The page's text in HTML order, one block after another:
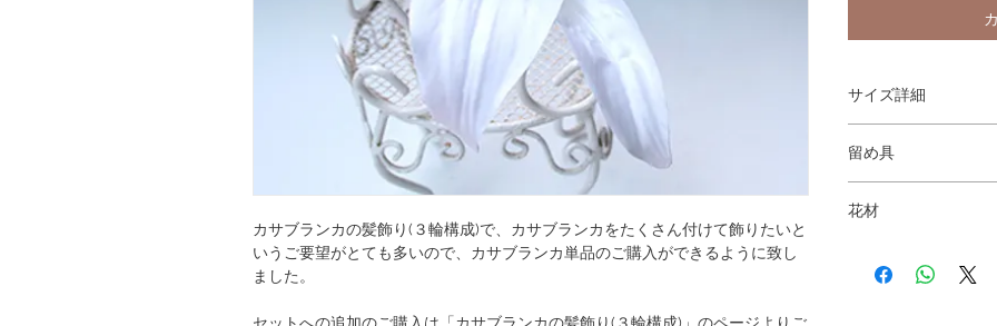
カサブランカの髪飾り(３輪構成)で、カサブランカをたくさん付けて飾りたいと
いうご要望がとても多いので、カサブランカ単品のご購入ができるように致し
ました。
サイズ詳細
（最大値を測定。多少
留め具
花材